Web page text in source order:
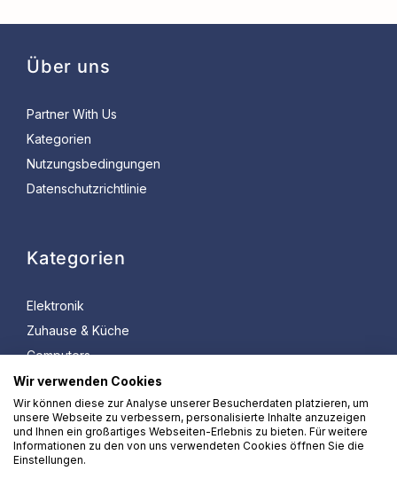
Über uns
Partner With Us
Kategorien
Nutzungsbedingungen
Datenschutzrichtlinie
Kategorien
Elektronik
Zuhause & Küche
Computers
Bürobedarf
Spielzeug & Spiele
Sport & Freizeit
Wir verwenden Cookies
Wir können diese zur Analyse unserer Besucherdaten platzieren, um
unsere Webseite zu verbessern, personalisierte Inhalte anzuzeigen
und Ihnen ein großartiges Webseiten-Erlebnis zu bieten. Für weitere
Informationen zu den von uns verwendeten Cookies öffnen Sie die
Einstellungen.